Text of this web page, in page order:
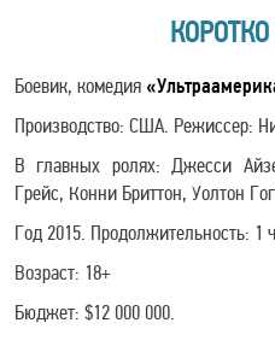
Боевик, комедия
Производство: США. Режиссер:
В главных ролях: Джесси
Грейс, Конни Бриттон, Уолтон
Год 2015. Продолжительность: 1
Возраст: 18+
Бюджет: $12 000 000.